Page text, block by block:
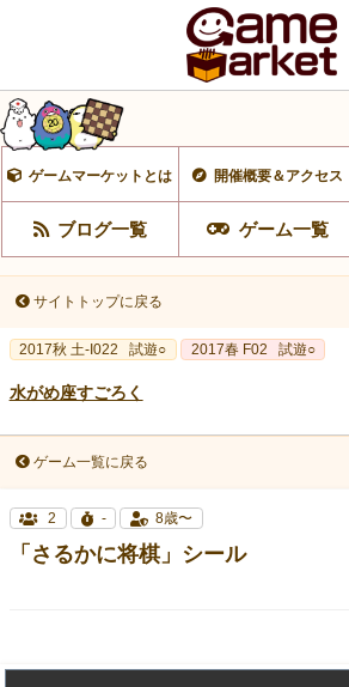
ゲームマーケットとは 開催概要＆アクセス
ブログ一覧 ゲーム一覧
サイトトップに戻る
2017秋 土-I022 試遊○ 2017春 F02 試遊○
水がめ座すごろく
ゲーム一覧に戻る
2 - 8歳〜
「さるかに将棋」シール